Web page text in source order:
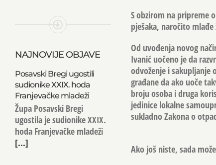
S obzirom na pripreme
pješaka, naročito
Od uvođenja novog
Ivanić uočeno je da
odvoženje i sakupljanje
građane da ako uoče
broju osoba i druga
jedinice lokalne
sukladno Zakona o
Ako još niste, sada
NAJNOVIJE OBJAVE
Posavski Bregi ugostili
sudionike XXIX. hoda
Franjevačke mladeži
Župa Posavski Bregi
ugostila je sudionike XXIX.
hoda Franjevačke mladeži
[...]